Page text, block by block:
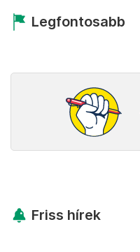
Legfontosabb
Friss hírek